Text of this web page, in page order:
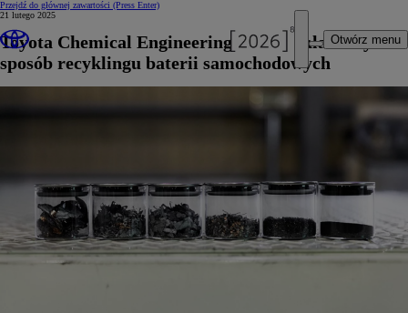
Przejdź do głównej zawartości (Press Enter)
Otwórz menu
21 lutego 2025
Toyota Chemical Engineering opracowała nowy
sposób recyklingu baterii samochodowych